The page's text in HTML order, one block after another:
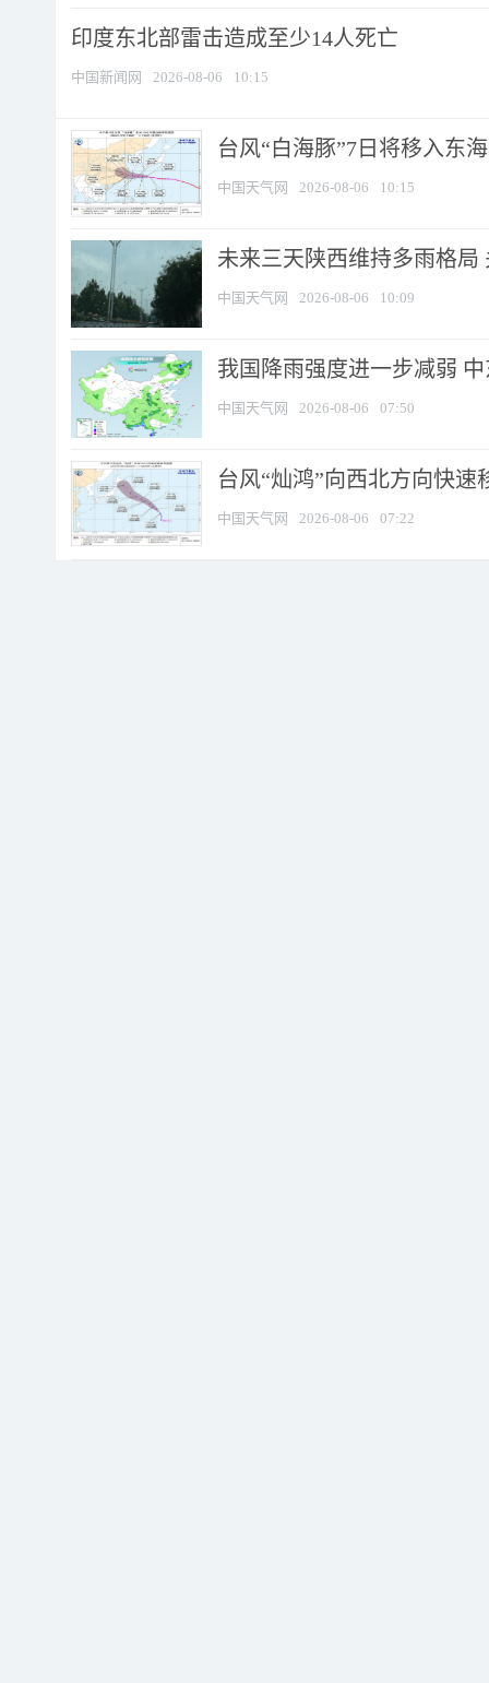
印度东北部雷击造成至少14人死亡
中国新闻网 2026-08-06 10:15
台风“白海豚”7日将移入东
中国天气网 2026-08-06 10:15
未来三天陕西维持多雨格局
中国天气网 2026-08-06 10:09
我国降雨强度进一步减弱
中国天气网 2026-08-06 07:50
台风“灿鸿”向西北方向快
中国天气网 2026-08-06 07:22